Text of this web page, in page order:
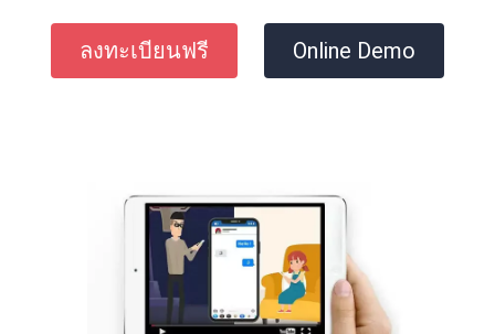
ลงทะเบียนฟรี Online Demo